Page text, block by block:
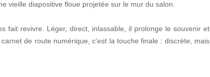
vieille diapositive floue projetée sur le mur du salon.
fait revivre. Léger, direct, inlassable, il prolonge le souvenir et
de route numérique, c’est la touche finale : discrète, mais